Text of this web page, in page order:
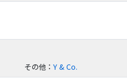
その他 ：Y & Co.